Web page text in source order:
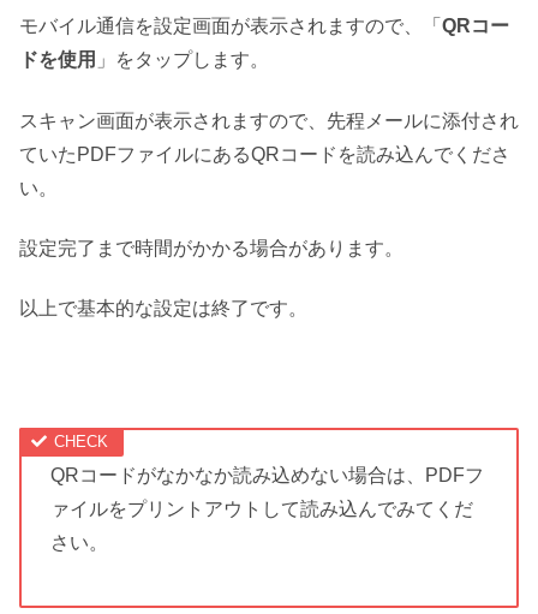
モバイル通信を設定画面が表示されますので、「 QRコー
ドを使用 」をタップします。
スキャン画面が表示されますので、先程メールに添付され
ていたPDFファイルにあるQRコードを読み込んでくださ
い。
設定完了まで時間がかかる場合があります。
以上で基本的な設定は終了です。
QRコードがなかなか読み込めない場合は、PDFフ
ァイルをプリントアウトして読み込んでみてくだ
さい。